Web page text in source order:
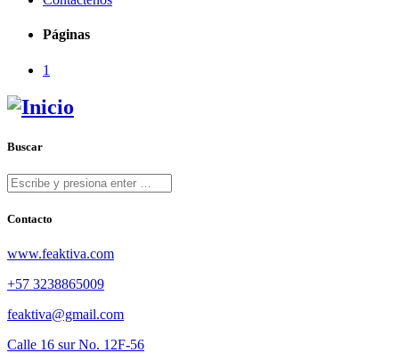
Páginas
1
Buscar
Contacto
www.feaktiva.com
+57 3238865009
feaktiva@gmail.com
Calle 16 sur No. 12F-56